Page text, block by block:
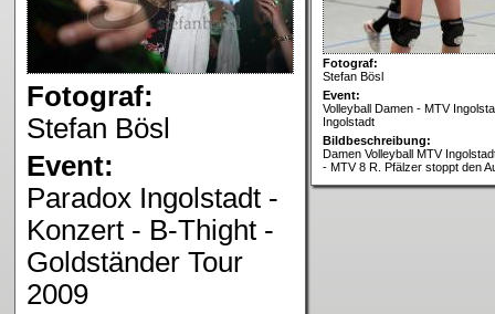
Fotograf:
Stefan Bösl
Event:
Paradox Ingolstadt -
Konzert - B-Thight -
Goldständer Tour
2009
Fotograf:
Stefan Bösl
Event:
Volleyball Damen - MTV
Ingolstadt
Bildbeschreibung:
Damen Volleyball MTV
- MTV 8 R. Pfälzer stoppt den